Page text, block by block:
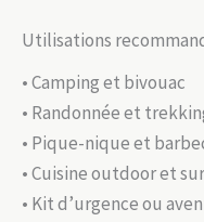
Utilisations
• Camping et bivouac
• Randonnée et
• Pique-nique et
• Cuisine outdoor et
• Kit d’urgence ou